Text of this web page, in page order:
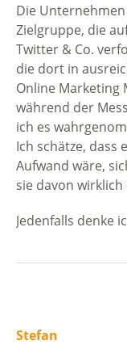
Die
Zielgruppe, die
Twitter & Co.
die dort in
Online Marketing
während der
ich es
Ich schätze,
Aufwand wäre,
sie davon
Jedenfalls denke
Stefan